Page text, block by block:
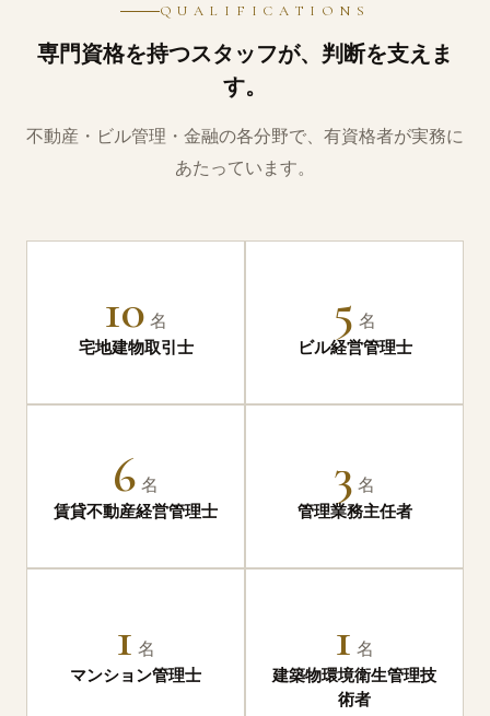
QUALIFICATIONS
専門資格を持つスタッフが、判断を支えま
す。
不動産・⁠ビル管理・⁠金融の各分野で、有資格者が実務に
あたっています。
10 名
宅地建物取引士
5 名
ビル経営管理士
6 名
賃貸不動産経営管理士
3 名
管理業務主任者
1 名
マンション管理士
1 名
建築物環境衛生管理技
術者